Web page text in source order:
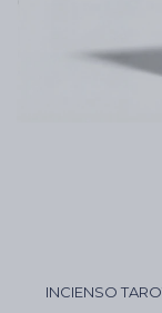
INCIENSO
Cartas de